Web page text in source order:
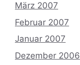
März 2007
Februar 2007
Januar 2007
Dezember 2006